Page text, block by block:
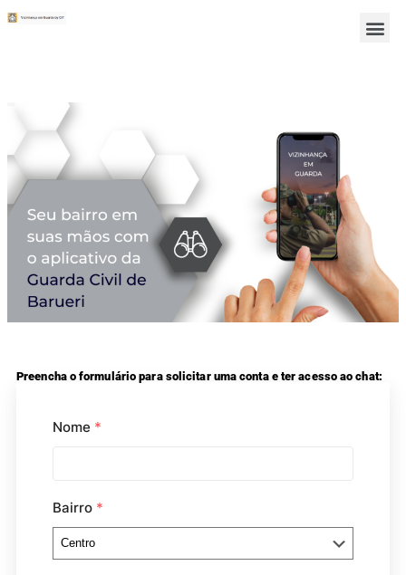
Preencha o formulário para solicitar uma conta e ter acesso ao chat:
Nome *
Bairro *